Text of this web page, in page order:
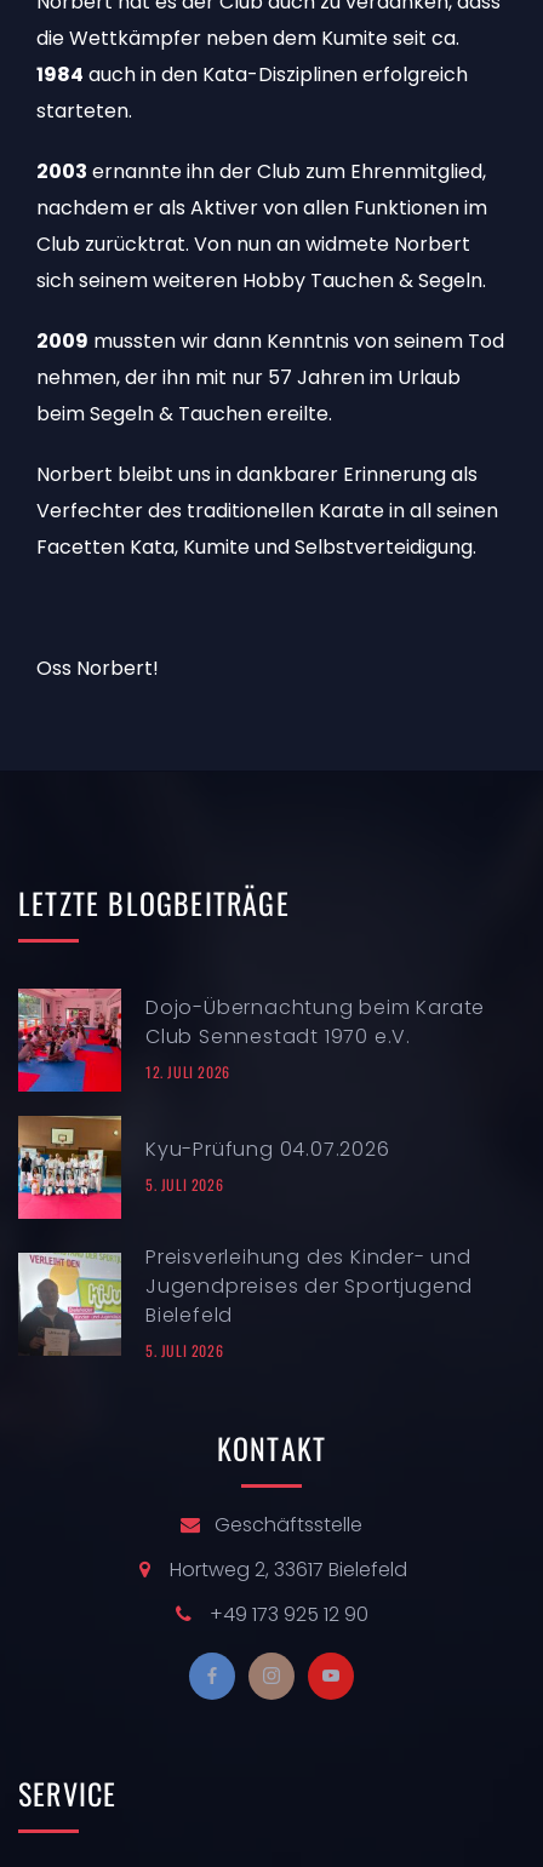
die Wettkämpfer neben dem Kumite seit ca.
1984 auch in den Kata-Disziplinen erfolgreich
starteten.
2003 ernannte ihn der Club zum Ehrenmitglied,
nachdem er als Aktiver von allen Funktionen im
Club zurücktrat. Von nun an widmete Norbert
sich seinem weiteren Hobby Tauchen & Segeln.
2009 mussten wir dann Kenntnis von seinem Tod
nehmen, der ihn mit nur 57 Jahren im Urlaub
beim Segeln & Tauchen ereilte.
Norbert bleibt uns in dankbarer Erinnerung als
Verfechter des traditionellen Karate in all seinen
Facetten Kata, Kumite und Selbstverteidigung.
Oss Norbert!
LETZTE BLOGBEITRÄGE
Dojo-Übernachtung beim Karate
Club Sennestadt 1970 e.V.
12. JULI 2026
Kyu-Prüfung 04.07.2026
5. JULI 2026
Preisverleihung des Kinder- und
Jugendpreises der Sportjugend
Bielefeld
5. JULI 2026
KONTAKT
Geschäftsstelle
Hortweg 2, 33617 Bielefeld
+49 173 925 12 90
SERVICE